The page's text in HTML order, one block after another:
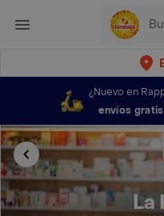
¿Nuevo en
envíos
La